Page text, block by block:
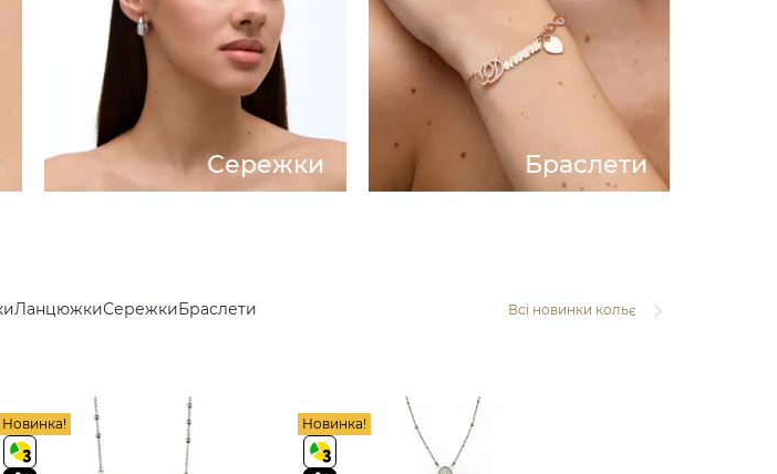
Сережки Браслети
ЛанцюжкиСережкиБраслети Всі новинки кольє
Новинка! Новинка!